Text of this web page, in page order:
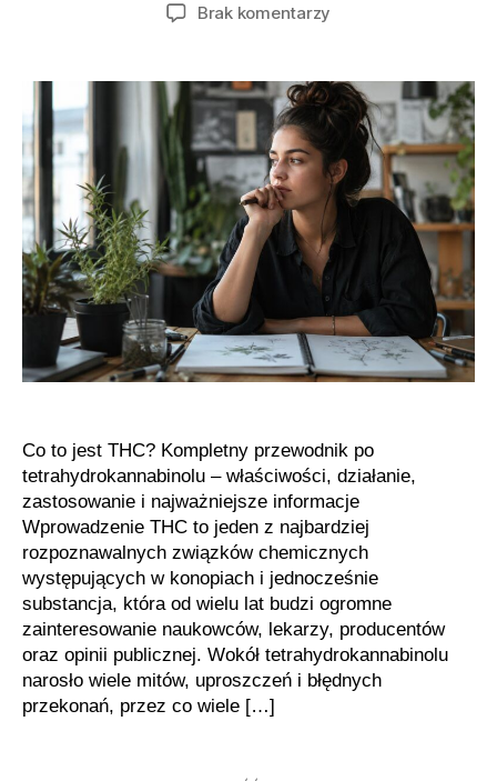
Brak komentarzy
podstaw
–
czym
jest,
jak
powstaje
i
dlaczego
budzi
duże
zainteresowanie
Co to jest THC? Kompletny przewodnik po
tetrahydrokannabinolu – właściwości, działanie,
zastosowanie i najważniejsze informacje
Wprowadzenie THC to jeden z najbardziej
rozpoznawalnych związków chemicznych
występujących w konopiach i jednocześnie
substancja, która od wielu lat budzi ogromne
zainteresowanie naukowców, lekarzy, producentów
oraz opinii publicznej. Wokół tetrahydrokannabinolu
narosło wiele mitów, uproszczeń i błędnych
przekonań, przez co wiele […]